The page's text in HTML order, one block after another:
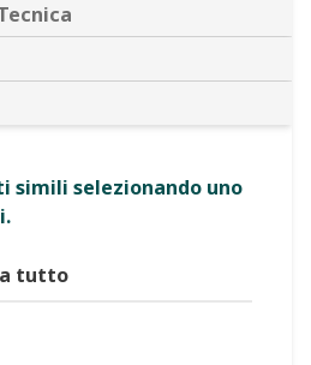
simili selezionando uno
tutto